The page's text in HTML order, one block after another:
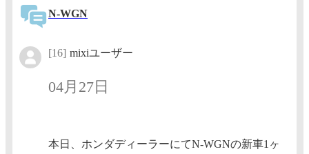
N-WGN
[16] mixiユーザー
04月27日
本日、ホンダディーラーにてN-WGNの新車1ヶ